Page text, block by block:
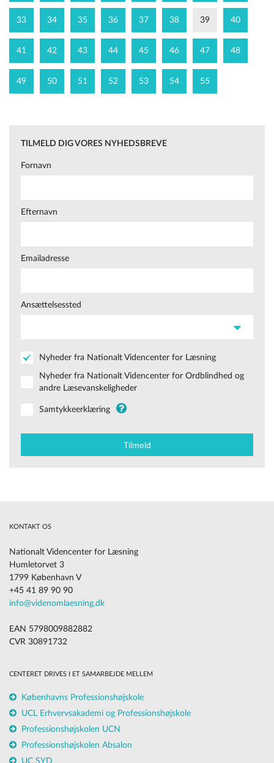
33 34 35 36 37 38 39 40
41 42 43 44 45 46 47 48
49 50 51 52 53 54 55
TILMELD DIG VORES NYHEDSBREVE
Fornavn
Efternavn
Emailadresse
Ansættelsessted
Nyheder fra Nationalt Videncenter for Læsning
Nyheder fra Nationalt Videncenter for Ordblindhed og
andre Læsevanskeligheder
Samtykkeerklæring
KONTAKT OS
Nationalt Videncenter for Læsning
Humletorvet 3
1799 København V
+45 41 89 90 90
info@videnomlaesning.dk
EAN 5798009882882
CVR 30891732
CENTERET DRIVES I ET SAMARBEJDE MELLEM
Københavns Professionshøjskole
UCL Erhvervsakademi og Professionshøjskole
Professionshøjskolen UCN
Professionshøjskolen Absalon